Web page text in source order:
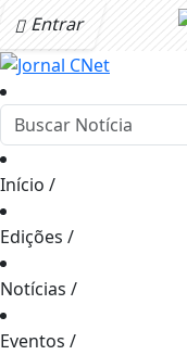
Entrar
Início /
Edições /
Notícias /
Eventos /